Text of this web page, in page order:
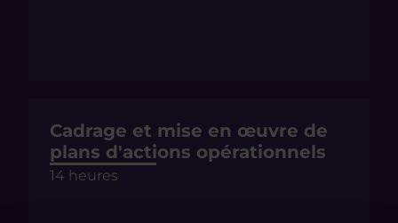
Cadrage et mise en œuvre de
plans d'actions opérationnels
14 heures